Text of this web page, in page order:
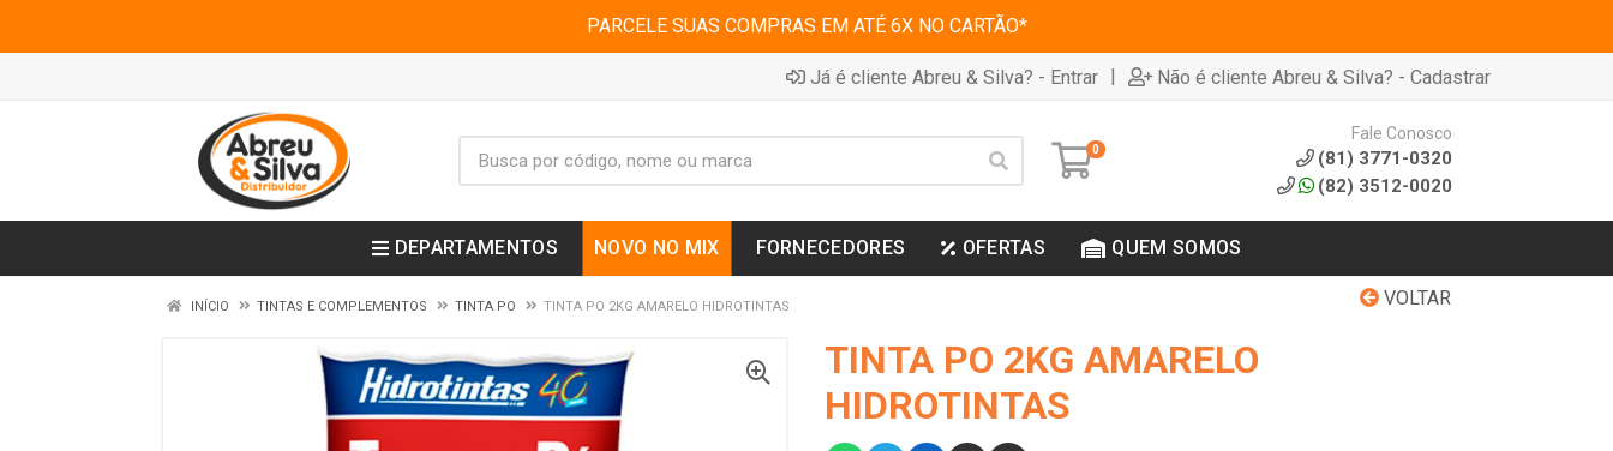
PARCELE SUAS COMPRAS EM ATÉ 6X NO CARTÃO*
Já é cliente Abreu & Silva? - Entrar | Não é cliente Abreu & Silva? - Cadastrar
0
Fale Conosco
(81) 3771-0320
(82) 3512-0020
DEPARTAMENTOS NOVO NO MIX FORNECEDORES OFERTAS QUEM SOMOS
VOLTAR
INÍCIO TINTAS E COMPLEMENTOS TINTA PO TINTA PO 2KG AMARELO HIDROTINTAS
TINTA PO 2KG AMARELO
HIDROTINTAS